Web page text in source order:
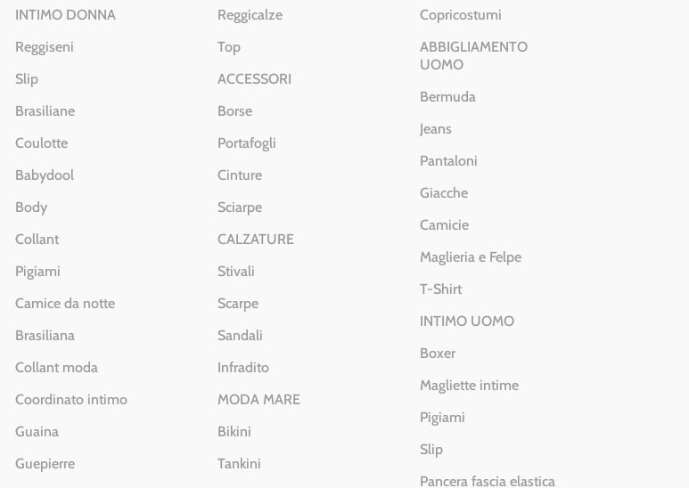
INTIMO DONNA
Reggiseni
Slip
Brasiliane
Coulotte
Babydool
Body
Collant
Pigiami
Camice da notte
Brasiliana
Collant moda
Coordinato intimo
Guaina
Guepierre
Reggicalze
Top
ACCESSORI
Borse
Portafogli
Cinture
Sciarpe
CALZATURE
Stivali
Scarpe
Sandali
Infradito
MODA MARE
Bikini
Tankini
Copricostumi
ABBIGLIAMENTO
UOMO
Bermuda
Jeans
Pantaloni
Giacche
Camicie
Maglieria e Felpe
T-Shirt
INTIMO UOMO
Boxer
Magliette intime
Pigiami
Slip
Pancera fascia elastica